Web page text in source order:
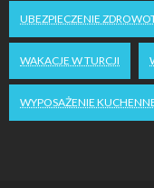
UBEZPIECZENIE
WAKACJE W TURCJI
WYPOSAŻENIE